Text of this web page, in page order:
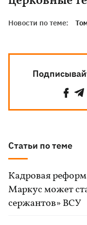
Новости по теме:
Статьи по теме
Кадровая
Маркус может
сержантов» ВСУ